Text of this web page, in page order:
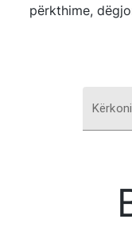
përkthime,